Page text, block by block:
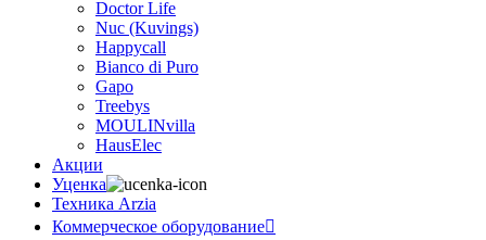
Doctor Life
Nuc (Kuvings)
Happycall
Bianco di Puro
Gapo
Treebys
MOULINvilla
HausElec
Акции
Уценка
Техника Arzia
Коммерческое оборудование